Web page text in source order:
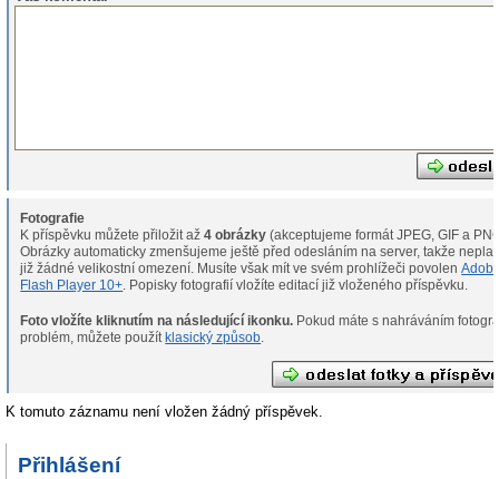
Fotografie
K příspěvku můžete přiložit až4 obrázky (akceptujeme formát JPEG, GIF a
Obrázky automaticky zmenšujeme ještě před odesláním na server, takže
již žádné velikostní omezení. Musíte však mít ve svém prohlížeči povolen
Flash Player 10+ . Popisky fotografií vložíte editací již vloženého příspěvku.
Foto vložíte kliknutím na následující ikonku.
problém, můžete použítklasický způsob.
K tomuto záznamu není vložen žádný příspěvek.
Přihlášení